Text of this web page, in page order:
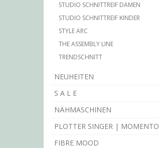
STUDIO SCHNITTREIF DAMEN
STUDIO SCHNITTREIF KINDER
STYLE ARC
THE ASSEMBLY LINE
TRENDSCHNITT
NEUHEITEN
S A L E
NÄHMASCHINEN
PLOTTER SINGER | MOMENTO
FIBRE MOOD